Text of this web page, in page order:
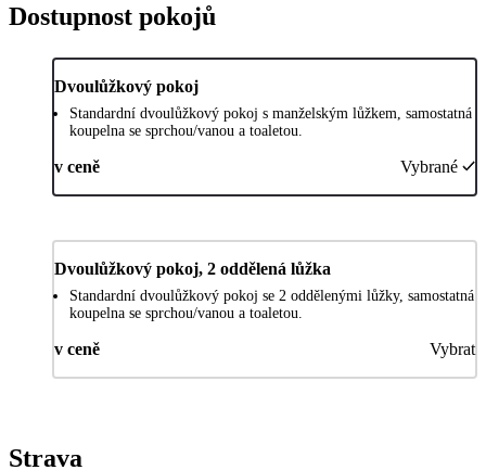
Dostupnost pokojů
Dvoulůžkový pokoj
Standardní dvoulůžkový pokoj s manželským lůžkem, samostatná
koupelna se sprchou/vanou a toaletou.
v ceně Vybrané
Dvoulůžkový pokoj, 2 oddělená lůžka
Standardní dvoulůžkový pokoj se 2 oddělenými lůžky, samostatná
koupelna se sprchou/vanou a toaletou.
v ceně Vybrat
Strava